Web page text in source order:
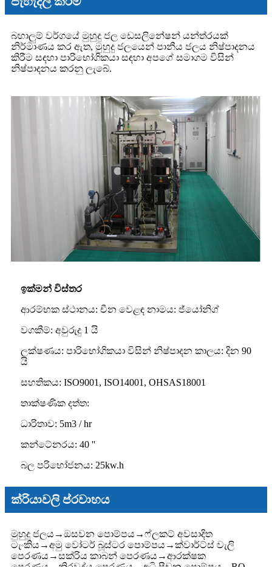
බහාලුම් වර්ගයේ මුහුදු ජල ඩෙසලිනේෂන් යන්ත්රයක්
නිර්මාණය කර ඇත, මුහුදු ජලයෙන් පානීය ජලය නිෂ්පාදනය
කිරීම සඳහා පාරිභෝගිකයා සඳහා අපගේ සමාගම විසින්
නිෂ්පාදනය කරනු ලැබේ.
ඉක්මන් විස්තර
ආරම්භක ස්ථානය: චීන වෙළඳ නාමය: ජ්යෝනිග්
වගකීම්: අවුරුදු 1 යි
ලක්ෂණය: පාරිභෝගිකයා විසින් නිෂ්පාදන කාලය: දින 90
යි
සහතිකය: ISO9001, ISO14001, OHSAS18001
තාක්ෂණික දත්ත:
ධාරිතාව: 5m3 / hr
කන්ටේනරය: 40 ''
බල පරිභෝජනය: 25kw.h
ක්රියාවලි ප්රවාහය
මුහුදු ජලය →ඔසවන පොම්පය →ෆ්ලකට් අවසාදිත
ටැංකිය →අමු වෝටර් බූස්ටර පොම්පය →ක්වාර්ට්ස් වැලි
පෙරණය →සක්රිය කාබන් පෙරණය →ආරක්ෂක